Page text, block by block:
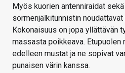
Myös kuorien antenniraidat
sormenjälkitunnistin
Kokonaisuus on jopa yllättävän
massasta poikkeava. Etupuolen
edelleen mustat ja ne sopivat
punaisen värin kanssa.